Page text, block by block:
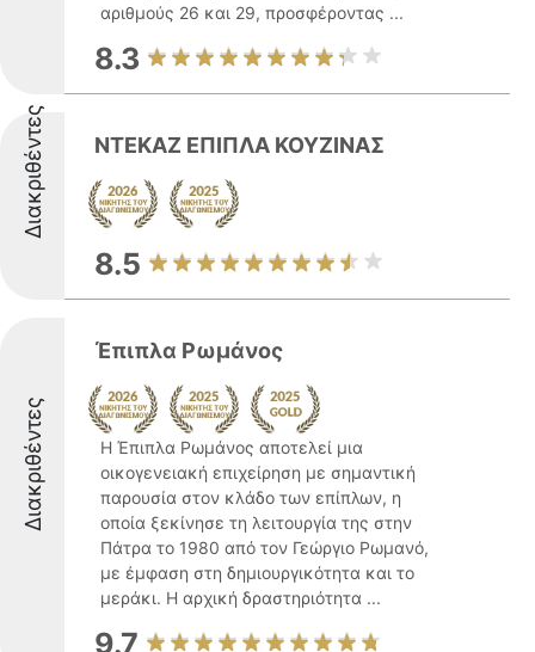
αριθμούς 26 και 29, προσφέροντας ...
8.3
Διακριθέντες ΝΤΕΚΑΖ ΕΠΙΠΛΑ ΚΟΥΖΙΝΑΣ
8.5
Διακριθέντες
Έπιπλα Ρωμάνος
Η Έπιπλα Ρωμάνος αποτελεί μια
οικογενειακή επιχείρηση με σημαντική
παρουσία στον κλάδο των επίπλων, η
οποία ξεκίνησε τη λειτουργία της στην
Πάτρα το 1980 από τον Γεώργιο Ρωμανό,
με έμφαση στη δημιουργικότητα και το
μεράκι. Η αρχική δραστηριότητα ...
9.7